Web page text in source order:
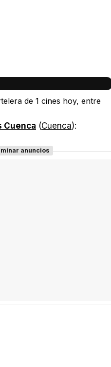
de 1 cines hoy, entre
Cuenca (Cuenca):
anuncios